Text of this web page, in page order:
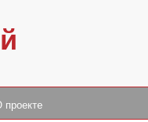
проекте